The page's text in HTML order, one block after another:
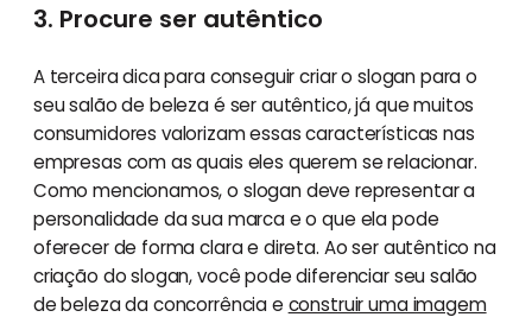
3. Procure ser autêntico
A terceira dica para conseguir criar o slogan para o
seu salão de beleza é ser autêntico, já que muitos
consumidores valorizam essas características nas
empresas com as quais eles querem se relacionar.
Como mencionamos, o slogan deve representar a
personalidade da sua marca e o que ela pode
oferecer de forma clara e direta. Ao ser autêntico na
criação do slogan, você pode diferenciar seu salão
de beleza da concorrência e construir uma imagem